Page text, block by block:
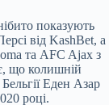
показують
від KashBet, а
та AFC Ajax з
що колишній
Еден Азар
році.